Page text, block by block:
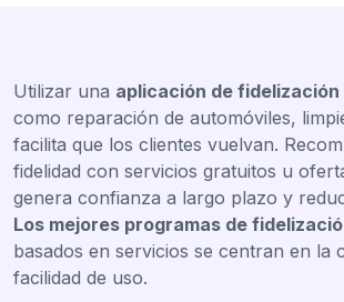
Utilizar una aplicación de
como reparación de automóviles,
facilita que los clientes vuelvan.
fidelidad con servicios gratuitos u
genera confianza a largo plazo y
Los mejores programas de
basados en servicios se centran en la
facilidad de uso.